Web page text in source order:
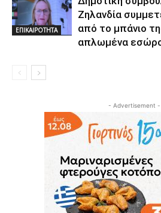
ΕΠΙΚΑΙΡΟΤΗΤΑ
Ζηλανδία
από το μπάνιο
απλωμένα
- Advertisement -